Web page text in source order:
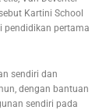
Kartini School
pendidikan pertama
sendiri dan
dengan bantuan
sendiri pada